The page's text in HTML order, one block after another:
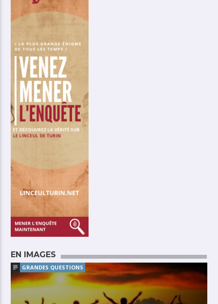
EN IMAGES
GRANDES QUESTIONS